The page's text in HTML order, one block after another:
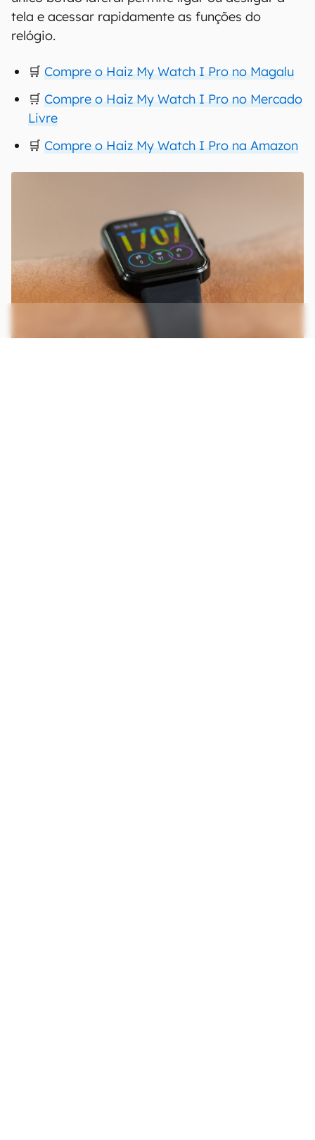
tela e acessar rapidamente as funções do
relógio.
🛒 Compre o Haiz My Watch I Pro no Magalu
🛒 Compre o Haiz My Watch I Pro no Mercado
Livre
🛒 Compre o Haiz My Watch I Pro na Amazon